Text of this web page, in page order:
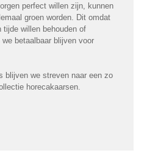
perfect willen zijn, kunnen
groen worden. Dit omdat
willen behouden of
betaalbaar blijven voor
blijven we streven naar een zo
horecakaarsen.